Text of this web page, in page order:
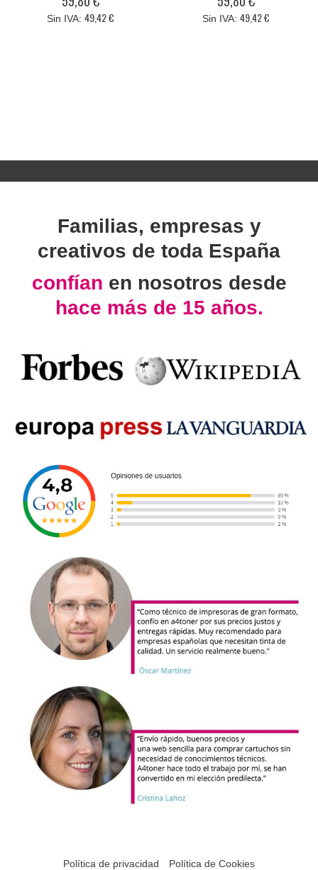
49,42 € 49,42 €
Familias, empresas y
creativos de toda España
confían en nosotros desde
hace más de 15 años.
Política de privacidad
Política de Cookies